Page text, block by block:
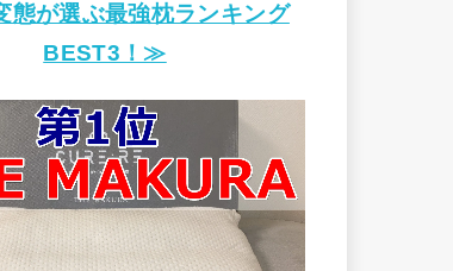
が選ぶ最強枕ランキング
BEST3！≫